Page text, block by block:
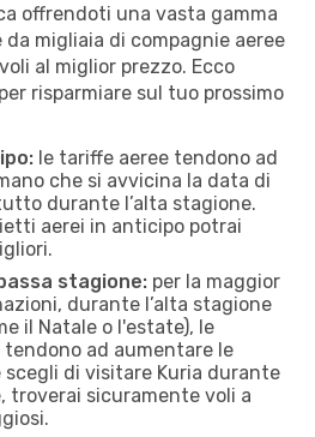
offrendoti una vasta gamma
migliaia di compagnie aeree
al miglior prezzo. Ecco
risparmiare sul tuo prossimo
le tariffe aeree tendono ad
che si avvicina la data di
durante l’alta stagione.
aerei in anticipo potrai
stagione: per la maggior
durante l’alta stagione
il Natale o l'estate), le
tendono ad aumentare le
scegli di visitare Kuria durante
troverai sicuramente voli a